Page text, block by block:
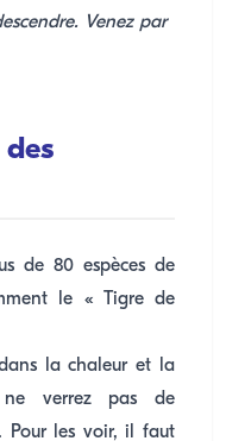
Venez par
de 80 espèces de
le « Tigre de
la chaleur et la
verrez pas de
Pour les voir, il faut